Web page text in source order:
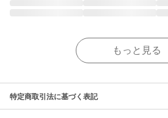
もっと見る
特定商取引法に基づく表記